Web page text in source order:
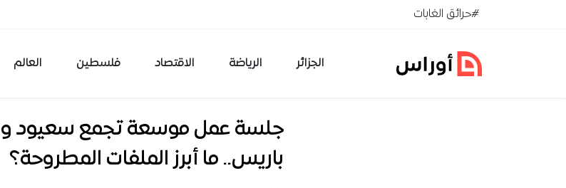
تخطي إلى المحتوى#حرائق الغابات
الجزائر الرياضة الاقتصاد فلسطين العالم
جلسة عمل موسعة تجمع سعيود
باريس.. ما أبرز الملفات المطروحة؟